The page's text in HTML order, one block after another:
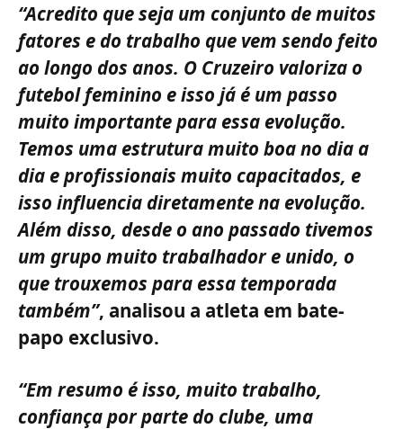
“Acredito que seja um conjunto de muitos
fatores e do trabalho que vem sendo feito
ao longo dos anos. O Cruzeiro valoriza o
futebol feminino e isso já é um passo
muito importante para essa evolução.
Temos uma estrutura muito boa no dia a
dia e profissionais muito capacitados, e
isso influencia diretamente na evolução.
Além disso, desde o ano passado tivemos
um grupo muito trabalhador e unido, o
que trouxemos para essa temporada
também”, analisou a atleta em bate-
papo exclusivo.
“Em resumo é isso, muito trabalho,
confiança por parte do clube, uma